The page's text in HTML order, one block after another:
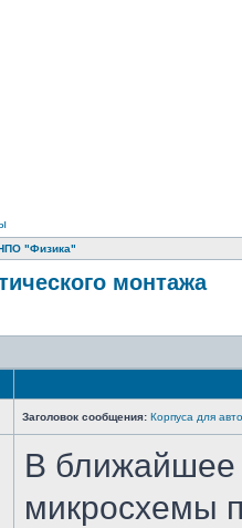
"Физика"
монтажа
Заголовок сообщения: Корпуса для
В ближайшее
микросхемы